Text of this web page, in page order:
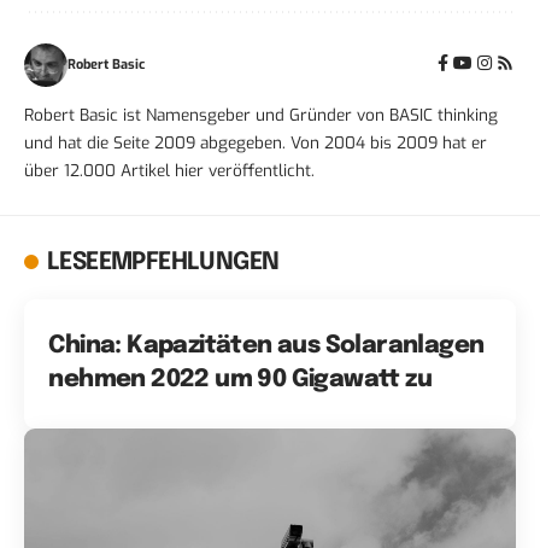
Robert Basic
Robert Basic ist Namensgeber und Gründer von BASIC thinking
und hat die Seite 2009 abgegeben. Von 2004 bis 2009 hat er
über 12.000 Artikel hier veröffentlicht.
LESEEMPFEHLUNGEN
China: Kapazitäten aus Solaranlagen
nehmen 2022 um 90 Gigawatt zu